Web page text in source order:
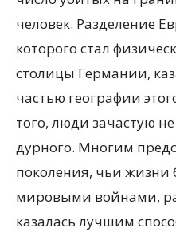
человек. Разделение
которого стал
столицы Германии,
частью географии
того, люди зачастую
дурного. Многим
поколения, чьи
мировыми войнами,
казалась лучшим